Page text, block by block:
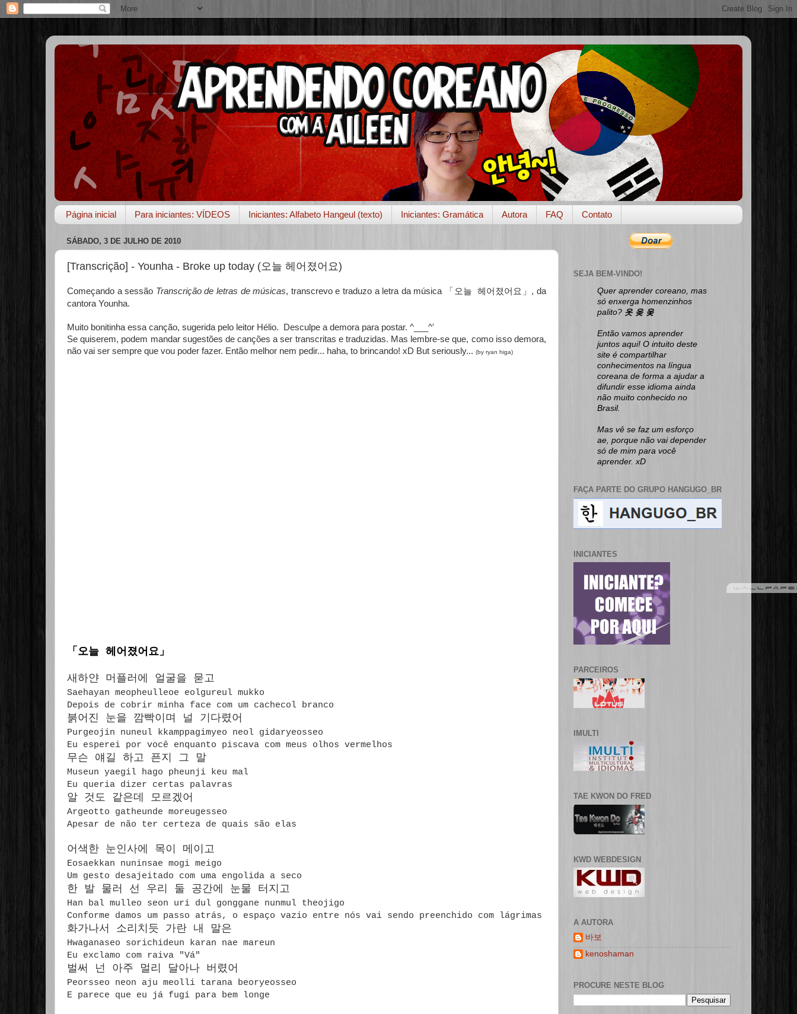
Página inicial Para iniciantes: VÍDEOS Iniciantes: Alfabeto Hangeul (texto) Iniciantes: Gramática Autora FAQ Contato
SÁBADO, 3 DE JULHO DE 2010
[Transcrição] - Younha - Broke up today (오늘 헤어졌어요)
Começando a sessão Transcrição de letras de músicas, transcrevo e traduzo a letra da música 「오늘 헤어졌어요 」, da
cantora Younha.
Muito bonitinha essa canção, sugerida pelo leitor Hélio. Desculpe a demora para postar. ^___^'
Se quiserem, podem mandar sugestões de canções a ser transcritas e traduzidas. Mas lembre-se que, como isso demora,
não vai ser sempre que vou poder fazer. Então melhor nem pedir... haha, to brincando! xD But seriously... (by ryan higa)
「오늘 헤어졌어요」
새하얀 머플러에 얼굴을 묻고
Saehayan meopheulleoe eolgureul mukko
Depois de cobrir minha face com um cachecol branco
붉어진 눈을 깜빡이며 널 기다렸어
Purgeojin nuneul kkamppagimyeo neol gidaryeosseo
Eu esperei por você enquanto piscava com meus olhos vermelhos
무슨 얘길 하고 픈지 그 말
Museun yaegil hago pheunji keu mal
Eu queria dizer certas palavras
알 것도 같은데 모르겠어
Argeotto gatheunde moreugesseo
Apesar de não ter certeza de quais são elas
어색한 눈인사에 목이 메이고
Eosaekkan nuninsae mogi meigo
Um gesto desajeitado com uma engolida a seco
한 발 물러 선 우리 둘 공간에 눈물 터지고
Han bal mulleo seon uri dul gonggane nunmul theojigo
Conforme damos um passo atrás, o espaço vazio entre nós vai sendo preenchido com lágrimas
화가나서 소리치듯 가란 내 말은
Hwaganaseo sorichideun karan nae mareun
Eu exclamo com raiva "Vá"
벌써 넌 아주 멀리 달아나 버렸어
Peorsseo neon aju meolli tarana beoryeosseo
E parece que eu já fugi para bem longe
SEJA BEM-VINDO!
Quer aprender coreano, mas
só enxerga homenzinhos
palito? 옷 옺 웆
Então vamos aprender
juntos aqui! O intuito deste
site é compartilhar
conhecimentos na língua
coreana de forma a ajudar a
difundir esse idioma ainda
não muito conhecido no
Brasil.
Mas vê se faz um esforço
ae, porque não vai depender
só de mim para você
aprender. xD
FAÇA PARTE DO GRUPO HANGUGO_BR
INICIANTES
PARCEIROS
IMULTI
TAE KWON DO FRED
KWD WEBDESIGN
A AUTORA
바보
kenoshaman
PROCURE NESTE BLOG